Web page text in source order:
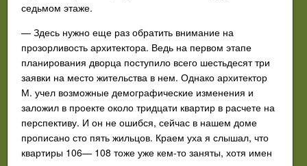
седьмом этаже.
— Здесь нужно еще раз обратить внимание на
прозорливость архитектора. Ведь на первом этапе
планирования дворца поступило всего шестьдесят три
заявки на место жительства в нем. Однако архитектор
М. учел возможные демографические изменения и
заложил в проекте около тридцати квартир в расчете на
перспективу. И он не ошибся, сейчас в нашем доме
прописано сто пять жильцов. Краем уха я слышал, что
квартиры 106— 108 тоже уже кем-то заняты, хотя имен